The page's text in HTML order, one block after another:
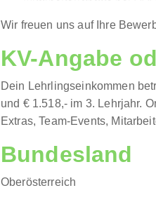
Wir freuen uns auf Ihre
KV-Angabe
Dein Lehrlingseinkommen
und € 1.518,- im 3. Lehrjahr.
Extras, Team-Events,
Bundesland
Oberösterreich